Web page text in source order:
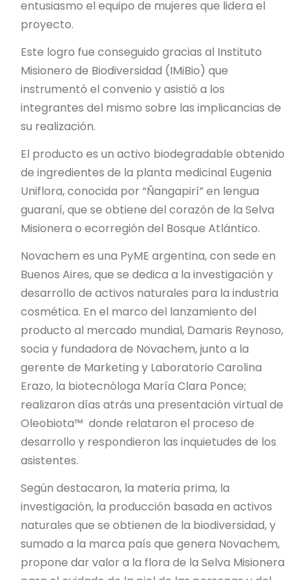
entusiasmo el equipo de mujeres que lidera el
proyecto.
Este logro fue conseguido gracias al Instituto
Misionero de Biodiversidad (IMiBio) que
instrumentó el convenio y asistió a los
integrantes del mismo sobre las implicancias de
su realización.
El producto es un activo biodegradable obtenido
de ingredientes de la planta medicinal Eugenia
Uniflora, conocida por “Ñangapirí” en lengua
guaraní, que se obtiene del corazón de la Selva
Misionera o ecorregión del Bosque Atlántico.
Novachem es una PyME argentina, con sede en
Buenos Aires, que se dedica a la investigación y
desarrollo de activos naturales para la industria
cosmética. En el marco del lanzamiento del
producto al mercado mundial, Damaris Reynoso,
socia y fundadora de Novachem, junto a la
gerente de Marketing y Laboratorio Carolina
Erazo, la biotecnóloga María Clara Ponce;
realizaron días atrás una presentación virtual de
Oleobiota™ donde relataron el proceso de
desarrollo y respondieron las inquietudes de los
asistentes.
Según destacaron, la materia prima, la
investigación, la producción basada en activos
naturales que se obtienen de la biodiversidad, y
sumado a la marca país que genera Novachem,
propone dar valor a la flora de la Selva Misionera